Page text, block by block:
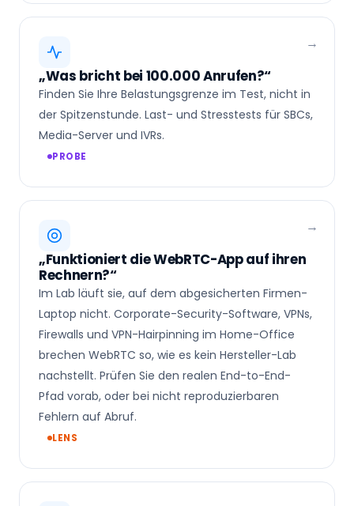
„Was bricht bei 100.000 Anrufen?“
Finden Sie Ihre Belastungsgrenze im Test, nicht in
der Spitzenstunde. Last- und Stresstests für SBCs,
Media-Server und IVRs.
PROBE
„Funktioniert die WebRTC-App auf ihren
Rechnern?“
Im Lab läuft sie, auf dem abgesicherten Firmen-
Laptop nicht. Corporate-Security-Software, VPNs,
Firewalls und VPN-Hairpinning im Home-Office
brechen WebRTC so, wie es kein Hersteller-Lab
nachstellt. Prüfen Sie den realen End-to-End-
Pfad vorab, oder bei nicht reproduzierbaren
Fehlern auf Abruf.
LENS